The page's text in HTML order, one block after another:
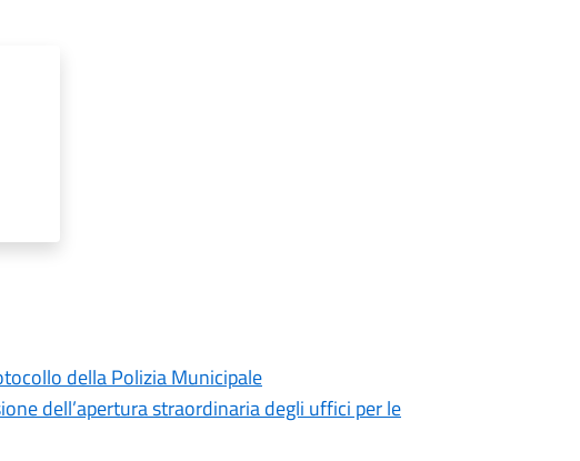
della Polizia Municipale
dell’apertura straordinaria degli uffici per le